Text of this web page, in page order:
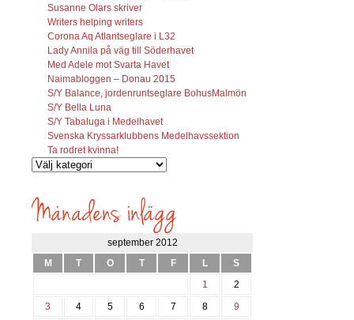
Susanne Olars skriver
Writers helping writers
Corona Aq Atlantseglare i L32
Lady Annila på väg till Söderhavet
Med Adele mot Svarta Havet
Naimabloggen – Donau 2015
S/Y Balance, jordenruntseglare BohusMalmön
S/Y Bella Luna
S/Y Tabaluga i Medelhavet
Svenska Kryssarklubbens Medelhavssektion
Ta rodret kvinna!
Vilka
söks?
september 2012
M
T O T F L
S
1
2
3
4 5 6 7 8
9